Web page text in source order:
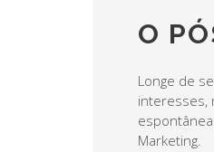
O
Longe de
interesses,
Marketing.